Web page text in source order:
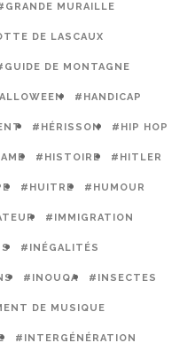
MURAILLE
DE LASCAUX
DE MONTAGNE
#HANDICAP
#HÉRISSON #HIP HOP
#HISTOIRE #HITLER
#HUITRE #HUMOUR
#IMMIGRATION
#INÉGALITÉS
#INOUQA #INSECTES
DE MUSIQUE
#INTERGÉNÉRATION